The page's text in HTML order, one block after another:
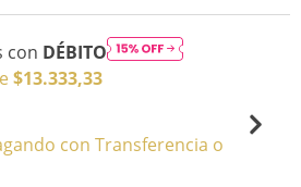
con DÉBITO
$13.333,33
con Transferencia o